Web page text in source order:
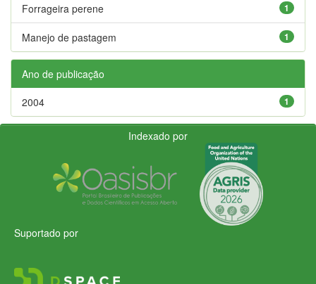
1
Forrageira perene
1
Manejo de pastagem
Ano de publicação
1
2004
Indexado por
Suportado por